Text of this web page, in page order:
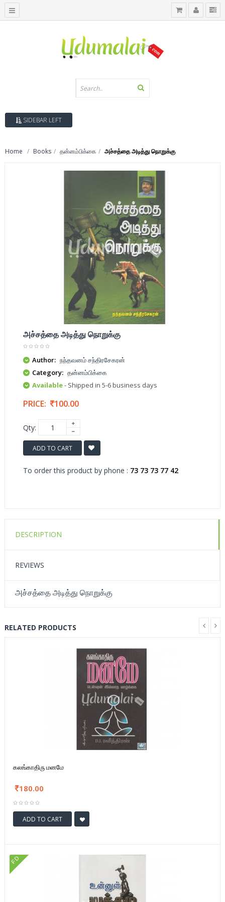
SIDEBAR LEFT
Home Books தன்னம்பிக்கை அச்சத்தை அடித்து நொறுக்கு
அச்சத்தை அடித்து நொறுக்கு
Author: நந்தவனம் சந்திரசேகரன்
Category: தன்னம்பிக்கை
Available- Shipped in 5-6 business days
PRICE: 100.00
Qty:
ADD TO CART
To order this product by phone : 73 73 73 77 42
DESCRIPTION
REVIEWS
அச்சத்தை அடித்து நொறுக்கு
RELATED PRODUCTS
கலங்காதிரு மனமே
180.00
ADD TO CART
FD